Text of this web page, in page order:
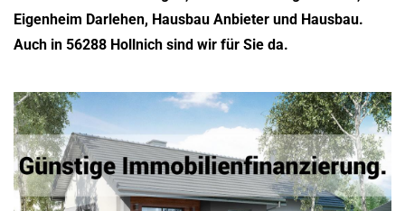
Eigenheim Darlehen, Hausbau Anbieter und Hausbau.
Auch in 56288 Hollnich sind wir für Sie da.